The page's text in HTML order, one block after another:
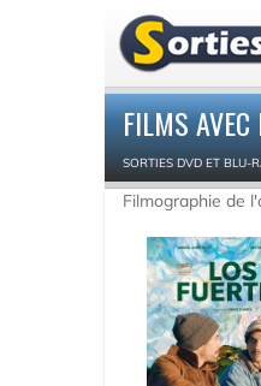
FILMS
SORTIES DVD ET BLU-
Filmographie de